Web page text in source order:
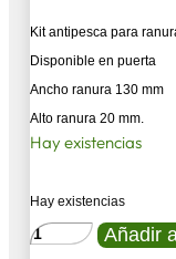
Kit antipesca para
Disponible en puerta
Ancho ranura 130 mm
Alto ranura 20 mm.
Hay existencias
Hay existencias
KIT
ANTIPESCA
Añadir